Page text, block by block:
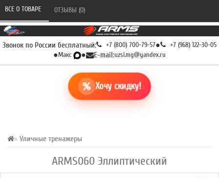
Звонок по России бесплатный: +7 (800) 700-79-57● +7 (968) 122-30-05
●Макс ● E-mail:uzsi.mg@yandex.ru
Хочу скидку!
Уличные тренажеры
ARMS060 Эллиптический
ВСЕ О ТОВАРЕ ОТЗЫВЫ (0)